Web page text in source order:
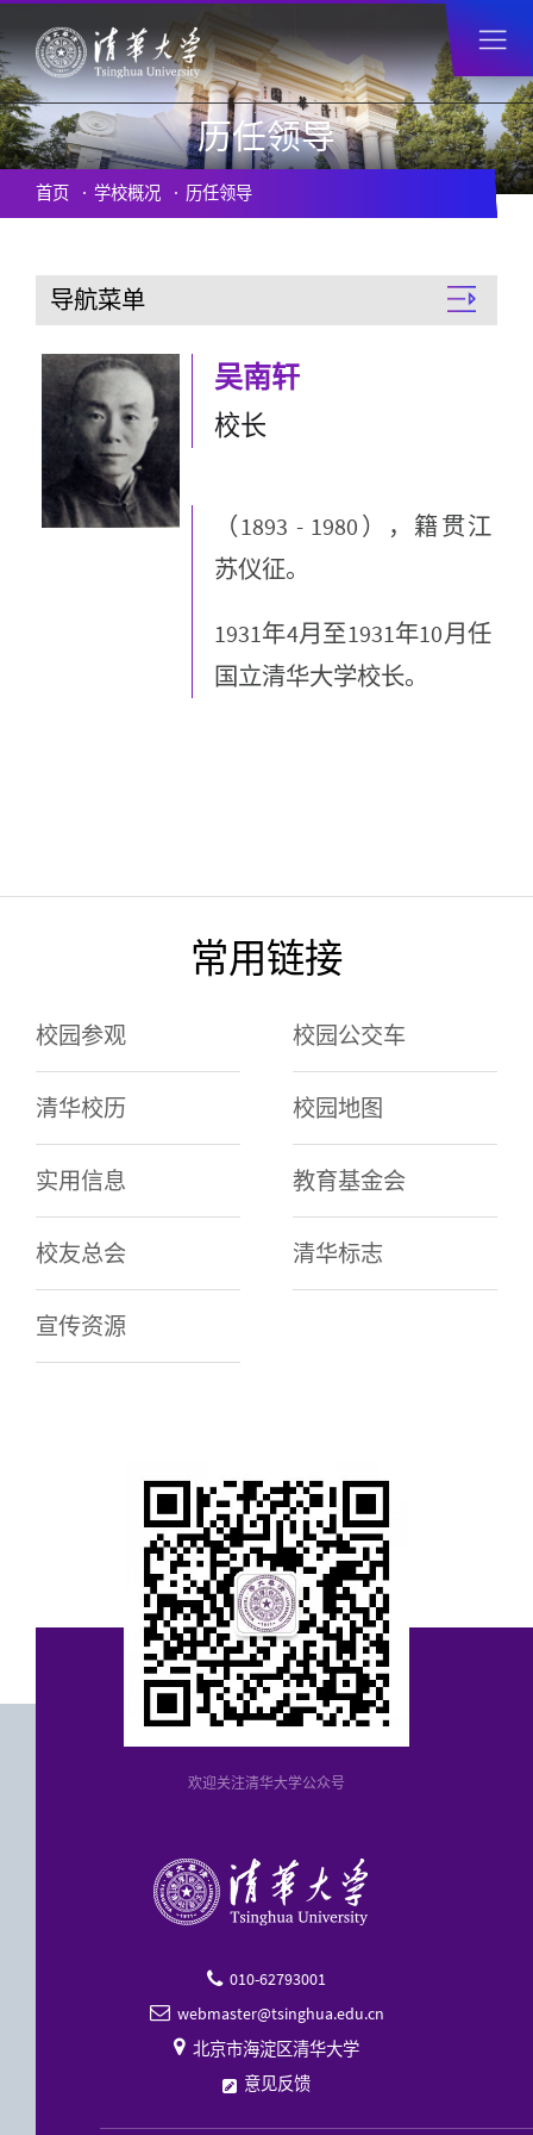
历任领导
首页 学校概况 历任领导
导航菜单
吴南轩
校长
（1893 - 1980），籍贯江
苏仪征。
1931年4月至1931年10月任
国立清华大学校长。
常用链接
校园参观 校园公交车
清华校历 校园地图
实用信息 教育基金会
校友总会 清华标志
宣传资源
欢迎关注清华大学公众号
 010-62793001
 webmaster@tsinghua.edu.cn
 北京市海淀区清华大学
意见反馈